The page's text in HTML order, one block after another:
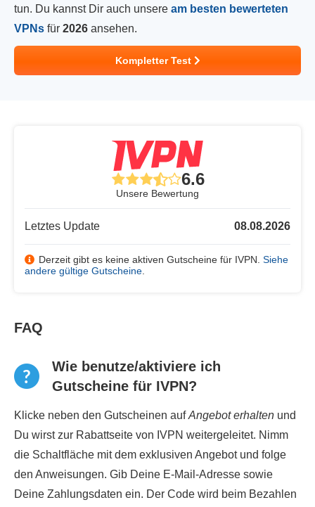
tun. Du kannst Dir auch unsere am besten bewerteten
VPNs für 2026 ansehen.
Kompletter Test
6.6
Unsere Bewertung
Letztes Update 08.08.2026
Derzeit gibt es keine aktiven Gutscheine für IVPN. Siehe
andere gültige Gutscheine
FAQ
Wie benutze/aktiviere ich
Gutscheine für IVPN?
Klicke neben den Gutscheinen aufAngebot erhalten und
Du wirst zur Rabattseite von IVPN weitergeleitet. Nimm
die Schaltfläche mit dem exklusiven Angebot und folge
den Anweisungen. Gib Deine E-Mail-Adresse sowie
Deine Zahlungsdaten ein. Der Code wird beim Bezahlen